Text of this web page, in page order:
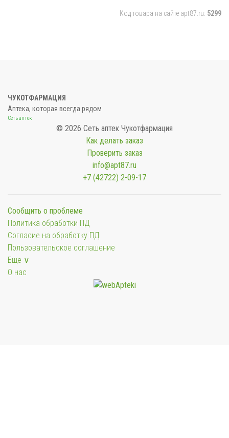
Код товара на сайте apt87.ru: 5299
ЧУКОТФАРМАЦИЯ
Аптека, которая всегда рядом
Сеть аптек
© 2026 Сеть аптек Чукотфармация
Как делать заказ
Проверить заказ
info@apt87.ru
+7 (42722) 2-09-17
Сообщить о проблеме
Политика обработки ПД
Согласие на обработку ПД
Пользовательское соглашение
Еще ∨
О нас